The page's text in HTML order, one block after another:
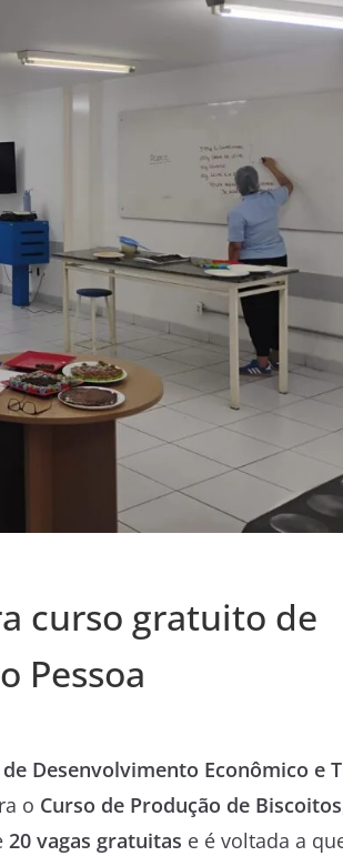
curso gratuito de
Pessoa
Desenvolvimento Econômico e
o Curso de Produção de Biscoitos
20 vagas gratuitas e é voltada a